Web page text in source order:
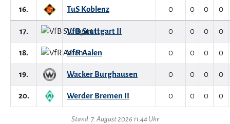
16. TuS Koblenz 0 0 0 0
17. VfB Stuttgart II 0 0 0 0
18. VfR Aalen 0 0 0 0
19. Wacker Burghausen 0 0 0 0
20. Werder Bremen II 0 0 0 0
Stand: 7. August 2026 11:44 Uhr